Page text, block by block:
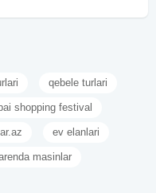
qebele turlari
shopping festival
ev elanlari
masinlar